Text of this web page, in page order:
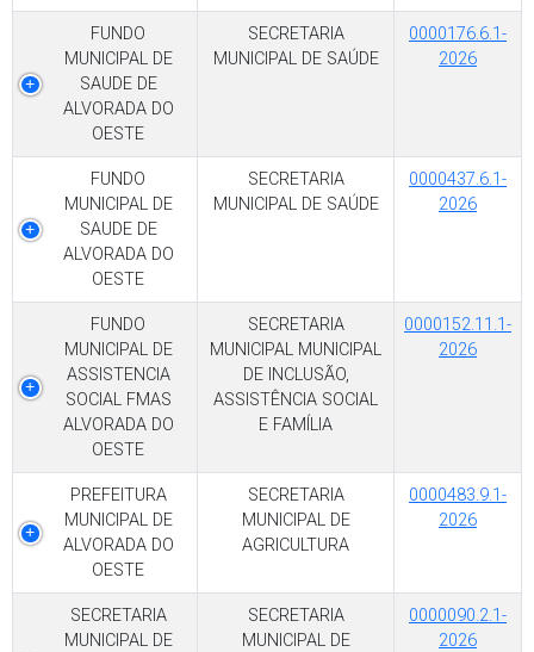
FUNDO
MUNICIPAL DE
SAUDE DE
ALVORADA DO
OESTE
SECRETARIA
MUNICIPAL DE SAÚDE
0000176.6.1-
2026
FUNDO
MUNICIPAL DE
SAUDE DE
ALVORADA DO
OESTE
SECRETARIA
MUNICIPAL DE SAÚDE
0000437.6.1-
2026
FUNDO
MUNICIPAL DE
ASSISTENCIA
SOCIAL FMAS
ALVORADA DO
OESTE
SECRETARIA
MUNICIPAL MUNICIPAL
DE INCLUSÃO,
ASSISTÊNCIA SOCIAL
E FAMÍLIA
0000152.11.1-
2026
PREFEITURA
MUNICIPAL DE
ALVORADA DO
OESTE
SECRETARIA
MUNICIPAL DE
AGRICULTURA
0000483.9.1-
2026
SECRETARIA
MUNICIPAL DE
SECRETARIA
MUNICIPAL DE
0000090.2.1-
2026